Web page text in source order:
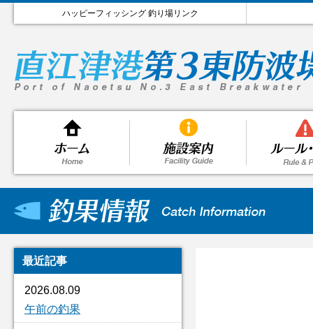
ハッピーフィッシング 釣り場リンク
最近記事
2026.08.09
午前の釣果